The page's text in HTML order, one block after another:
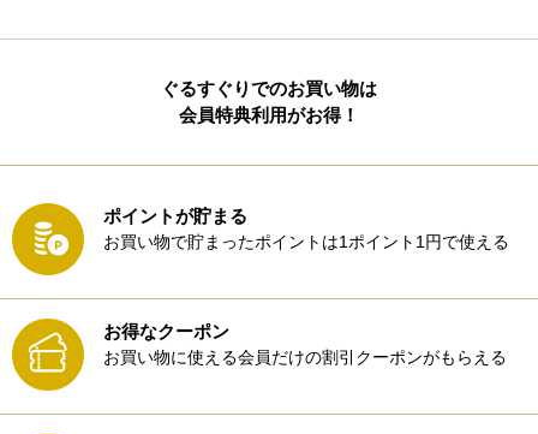
ぐるすぐりでのお買い物は
会員特典利用がお得！
ポイントが貯まる
お買い物で貯まったポイントは1ポイント1円で使える
お得なクーポン
お買い物に使える会員だけの割引クーポンがもらえる